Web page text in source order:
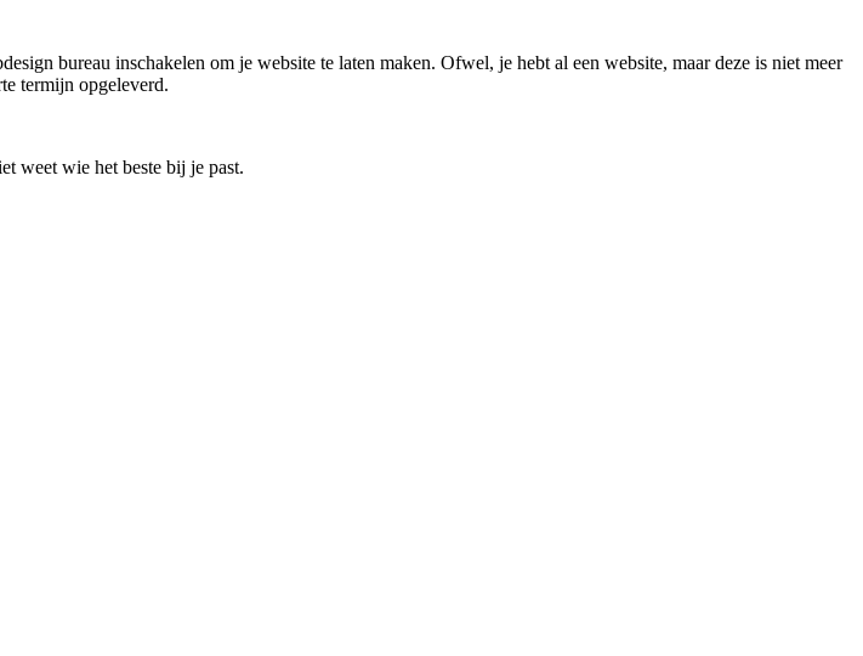
bureau inschakelen om je website te laten maken. Ofwel, je hebt al een website, maar deze is niet meer
termijn opgeleverd.
weet wie het beste bij je past.